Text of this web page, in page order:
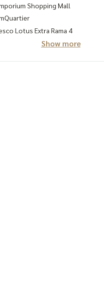
Shopping Mall
Lotus Extra Rama 4
Show more